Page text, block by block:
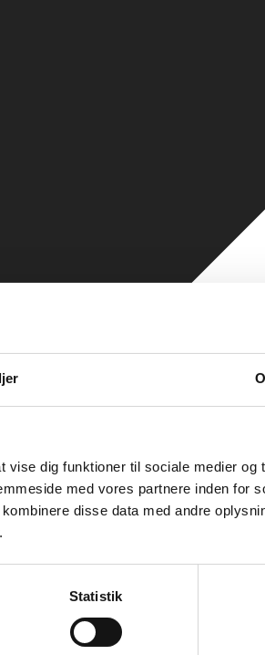
dig funktioner til sociale medier og
med vores partnere inden for
disse data med andre
Statistik